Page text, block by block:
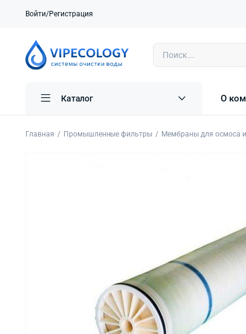
Войти/Регистрация
Каталог О
Главная Промышленные фильтры Мембраны для осмоса